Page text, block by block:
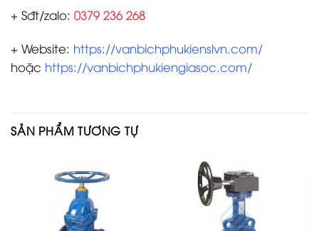
+ Sđt/zalo: 0379 236 268
+ Website: https://vanbichphukienslvn.com/
hoặc https://vanbichphukiengiasoc.com/
SẢN PHẨM TƯƠNG TỰ